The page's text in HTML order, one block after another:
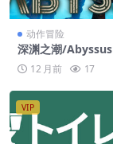
动作冒险
深渊之潮/Abyssus
12 月前 17
VIP